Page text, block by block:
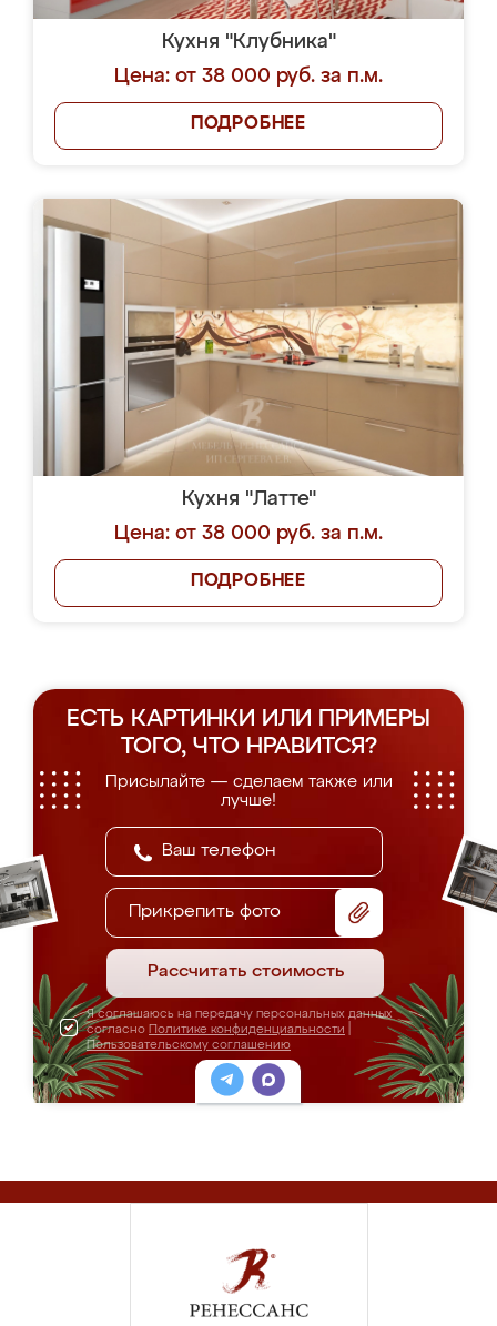
Кухня "Клубника"
Цена: от 38 000 руб. за п.м.
ПОДРОБНЕЕ
Кухня "Латте"
Цена: от 38 000 руб. за п.м.
ПОДРОБНЕЕ
ЕСТЬ КАРТИНКИ ИЛИ ПРИМЕРЫ
ТОГО, ЧТО НРАВИТСЯ?
Присылайте — сделаем также или
лучше!
Прикрепить фото
Рассчитать стоимость
Я соглашаюсь на передачу персональных данных
согласно Политике конфиденциальности
Пользовательскому соглашению